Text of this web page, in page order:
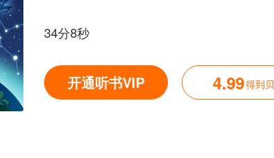
34分8秒
开通听书VIP 4.99得到贝